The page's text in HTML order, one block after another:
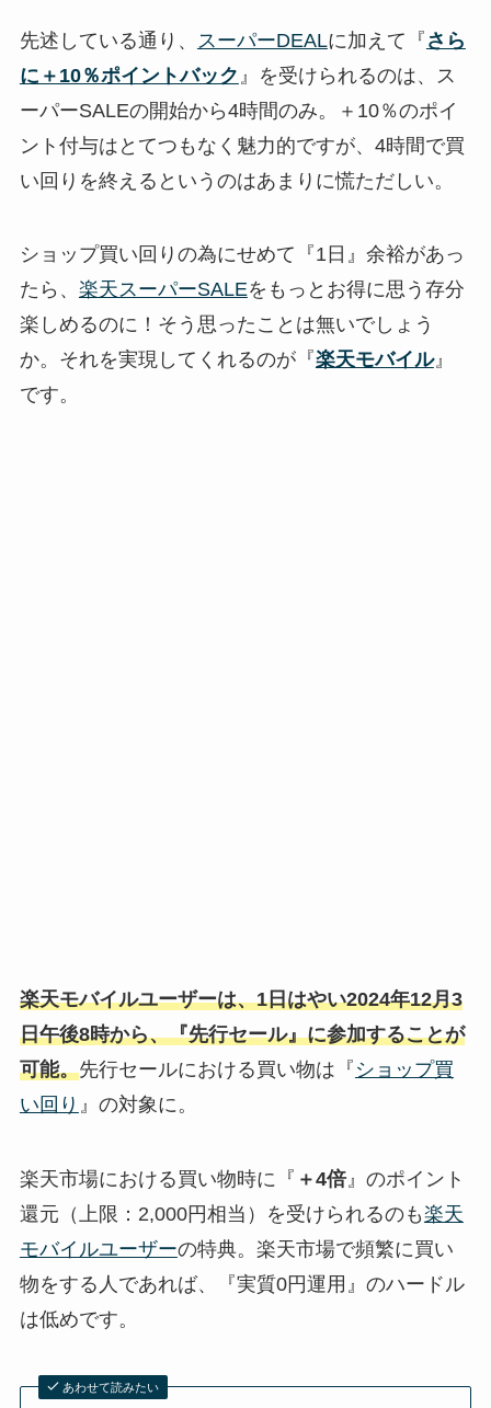
先述している通り、 スーパーDEALに加えて『 さら
に＋10％ポイントバック 』を受けられるのは、ス
ーパーSALEの開始から4時間のみ。＋10％のポイ
ント付与はとてつもなく魅力的ですが、4時間で買
い回りを終えるというのはあまりに慌ただしい。
ショップ買い回りの為にせめて『1日』余裕があっ
たら、 楽天スーパーSALEをもっとお得に思う存分
楽しめるのに！そう思ったことは無いでしょう
か。それを実現してくれるのが『楽天モバイル』
です。
楽天モバイルユーザーは、1日はやい2024年12月3
日午後8時から、『先行セール』に参加することが
可能。先行セールにおける買い物は『 ショップ買
い回り 』の対象に。
楽天市場における買い物時に『 ＋4倍』のポイント
還元（上限：2,000円相当）を受けられるのも楽天
モバイルユーザーの特典。楽天市場で頻繁に買い
物をする人であれば、『実質0円運用』のハードル
は低めです。
あわせて読みたい